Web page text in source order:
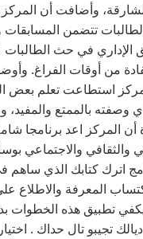
بالشارقة، وأضافت أن
تتضمن المسابقات
الإداري في حث الطالبات
من أوقات الفراغ.
استطاعت تعلم بعض
وصفته بالممتع
المركز اعد برنامجا
والثقافي والاجتماعي
اترك كتابك الذي ساهم
المعرفة والاطلاع
يكفي تطبيق هذه الخطوات
تجيبو تال حداك .